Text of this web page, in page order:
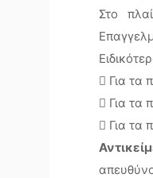
Στο
 Για τα
 Για τα
 Για τα